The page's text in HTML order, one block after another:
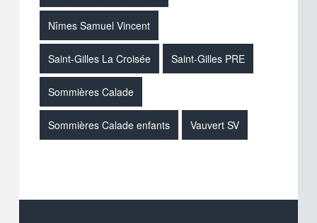
Nîmes Samuel Vincent
Saint-Gilles La Croisée Saint-Gilles PRE
Sommières Calade
Sommières Calade enfants Vauvert SV